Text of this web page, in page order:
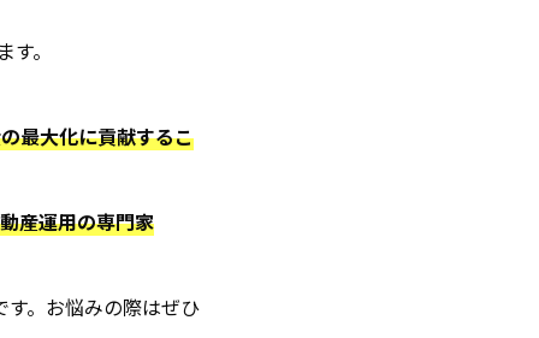
。
最大化に貢献するこ
産運用の専門家
す。お悩みの際はぜひ